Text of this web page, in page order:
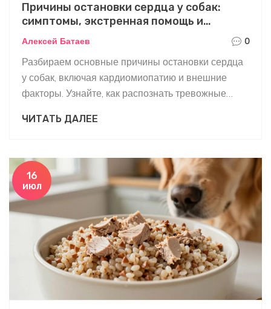
Причины остановки сердца у собак:
симптомы, экстренная помощь и
профилактика
Алексей Батаев 0
Разбираем основные причины остановки сердца
у собак, включая кардиомиопатию и внешние
факторы. Узнайте, как распознать тревожные
приезда ветеринара.
ЧИТАТЬ ДАЛЕЕ
16
июл